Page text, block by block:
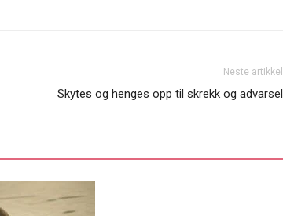
Neste artikkel
Skytes og henges opp til skrekk og advarsel